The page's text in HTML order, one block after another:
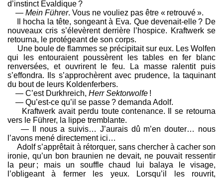
d’instinct Evaldique ?
— Mein Führer. Vous ne vouliez pas être « retrouvé ».
Il hocha la tête, songeant à Eva. Que devenait-elle ? De
nouveaux cris s’élevèrent derrière l’hospice. Kraftwerk se
retourna, le protégeant de son corps.
Une boule de flammes se précipitait sur eux. Les Wolfen
qui les entouraient poussèrent les tables en fer blanc
renversées, et ouvrirent le feu. La masse ralentit puis
s’effondra. Ils s’approchèrent avec prudence, la taquinant
du bout de leurs Koldenferbers.
— C’est Durkhreich, Herr Sektorwolfe !
— Qu’est-ce qu’il se passe ? demanda Adolf.
Kraftwerk avait perdu toute contenance. Il se retourna
vers le Führer, la lippe tremblante.
— Il nous a suivis… J’aurais dû m’en douter… nous
l’avons mené directement ici…
Adolf s’apprêtait à rétorquer, sans chercher à cacher son
ironie, qu’un bon braunien ne devait, ne pouvait ressentir
la peur ; mais un souffle chaud lui balaya le visage,
l’obligeant à fermer les yeux. Lorsqu’il les rouvrit,